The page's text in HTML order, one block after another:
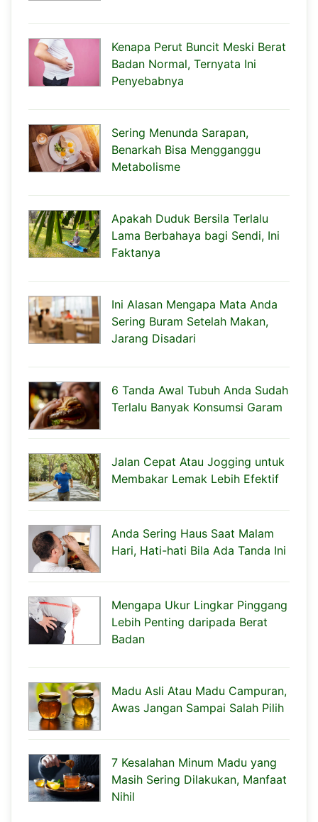
Kenapa Perut Buncit Meski Berat
Badan Normal, Ternyata Ini
Penyebabnya
Sering Menunda Sarapan,
Benarkah Bisa Mengganggu
Metabolisme
Apakah Duduk Bersila Terlalu
Lama Berbahaya bagi Sendi, Ini
Faktanya
Ini Alasan Mengapa Mata Anda
Sering Buram Setelah Makan,
Jarang Disadari
6 Tanda Awal Tubuh Anda Sudah
Terlalu Banyak Konsumsi Garam
Jalan Cepat Atau Jogging untuk
Membakar Lemak Lebih Efektif
Anda Sering Haus Saat Malam
Hari, Hati-hati Bila Ada Tanda Ini
Mengapa Ukur Lingkar Pinggang
Lebih Penting daripada Berat
Badan
Madu Asli Atau Madu Campuran,
Awas Jangan Sampai Salah Pilih
7 Kesalahan Minum Madu yang
Masih Sering Dilakukan, Manfaat
Nihil